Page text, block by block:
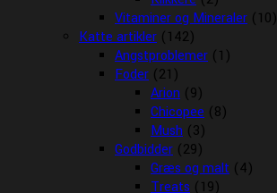
Vitaminer og Mineraler (10)
Katte artikler (142)
Angstproblemer (1)
Foder (21)
Arion (9)
Chicopee (8)
Mush (3)
Godbidder (29)
Græs og malt (4)
Treats (19)